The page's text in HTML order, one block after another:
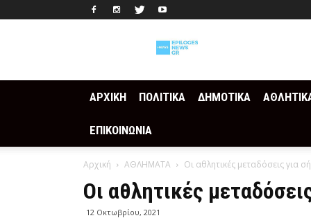
ΑΡΧΙΚΗ ΠΟΛΙΤΙΚΑ ΔΗΜΟΤΙΚΑ
ΕΠΙΚΟΙΝΩΝΙΑ
Αρχική ΑΘΛΗΜΑΤΑ Οι αθλητικές μεταδόσεις για
Οι αθλητικές
12 Οκτωβρίου, 2021